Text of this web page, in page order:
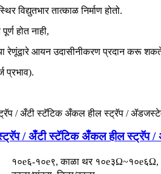
विद्युतभार तात्काळ निर्माण होतो.
होत नाही,
रेणूंद्वारे आयन उदासीनीकरण प्रदान करू
प्रभाव).
/ अँटी स्टॅटिक अँकल हील स्ट्रॅप /
१०e६-१०e९, काळा थर १०e३Ω~१०e६Ω,